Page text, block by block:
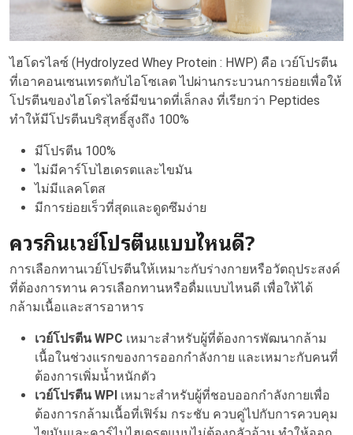
ไฮโดรไลซ์ (Hydrolyzed Whey Protein : HWP) คือ เวย์โปรตีน
ที่เอาคอนเซนเทรตกับไอโซเลต ไปผ่านกระบวนการย่อยเพื่อให้
โปรตีนของไฮโดรไลซ์มีขนาดที่เล็กลง ที่เรียกว่า Peptides
ทำให้มีโปรตีนบริสุทธิ์สูงถึง 100%
มีโปรตีน 100%
ไม่มีคาร์โบไฮเดรตและไขมัน
ไม่มีแลคโตส
มีการย่อยเร็วที่สุดและดูดซึมง่าย
ควรกินเวย์โปรตีนแบบไหนดี?
การเลือกทานเวย์โปรตีนให้เหมาะกับร่างกายหรือวัตถุประสงค์
ที่ต้องการทาน ควรเลือกทานหรือดื่มแบบไหนดี เพื่อให้ได้
กล้ามเนื้อและสารอาหาร
เวย์โปรตีน WPC เหมาะสำหรับผู้ที่ต้องการพัฒนากล้าม
เนื้อในช่วงแรกของการออกกำลังกาย และเหมาะกับคนที่
ต้องการเพิ่มน้ำหนักตัว
เวย์โปรตีน WPI เหมาะสำหรับผู้ที่ชอบออกกำลังกายเพื่อ
ต้องการกล้ามเนื้อที่เฟิร์ม กระชับ ควบคู่ไปกับการควบคุม